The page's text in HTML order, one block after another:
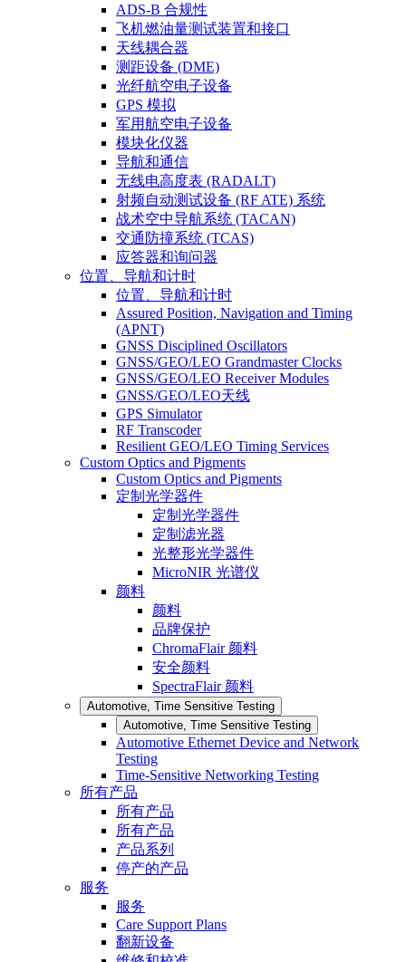
ADS-B 合规性
飞机燃油量测试装置和接口
天线耦合器
测距设备 (DME)
光纤航空电子设备
GPS 模拟
军用航空电子设备
模块化仪器
导航和通信
无线电高度表 (RADALT)
射频自动测试设备 (RF ATE) 系统
战术空中导航系统 (TACAN)
交通防撞系统 (TCAS)
应答器和询问器
位置、导航和计时
位置、导航和计时
Assured Position, Navigation and Timing
(APNT)
GNSS Disciplined Oscillators
GNSS/GEO/LEO Grandmaster Clocks
GNSS/GEO/LEO Receiver Modules
GNSS/GEO/LEO天线
GPS Simulator
RF Transcoder
Resilient GEO/LEO Timing Services
Custom Optics and Pigments
Custom Optics and Pigments
定制光学器件
定制光学器件
定制滤光器
光整形光学器件
MicroNIR 光谱仪
颜料
颜料
品牌保护
ChromaFlair 颜料
安全颜料
SpectraFlair 颜料
Automotive, Time Sensitive Testing
Automotive, Time Sensitive Testing
Automotive Ethernet Device and Network
Testing
Time-Sensitive Networking Testing
所有产品
所有产品
所有产品
产品系列
停产的产品
服务
服务
Care Support Plans
翻新设备